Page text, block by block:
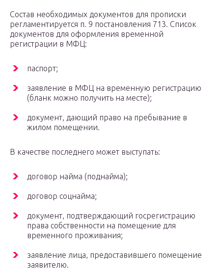
Состав необходимых документов для прописки
регламентируется п. 9 постановления 713. Список
документов для оформления временной
регистрации в МФЦ:
паспорт;
заявление в МФЦ на временную регистрацию
(бланк можно получить на месте);
документ, дающий право на пребывание в
жилом помещении.
В качестве последнего может выступать:
договор найма (поднайма);
договор соцнайма;
документ, подтверждающий госрегистрацию
права собственности на помещение для
временного проживания;
заявление лица, предоставившего помещение
заявителю.